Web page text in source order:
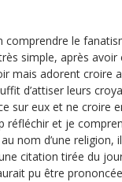
le
simple, après
mais adorent croire
d’attiser leurs
sur eux et ne croire
réfléchir et je
nom d’une religion,
citation tirée du
pu être